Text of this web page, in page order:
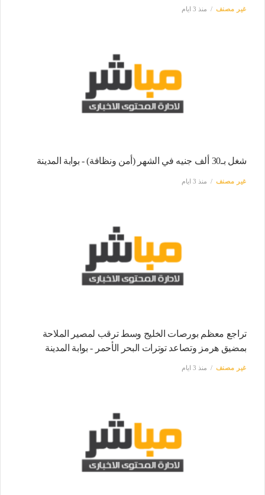
غير مصنف منذ 3 ايام
شغل بـ30 ألف جنيه في الشهر (أمن ونظافة) - بوابة المدينة
غير مصنف منذ 3 ايام
تراجع معظم بورصات الخليج وسط ترقب لمصير الملاحة
بمضيق هرمز وتصاعد توترات البحر الأحمر - بوابة المدينة
غير مصنف منذ 3 ايام